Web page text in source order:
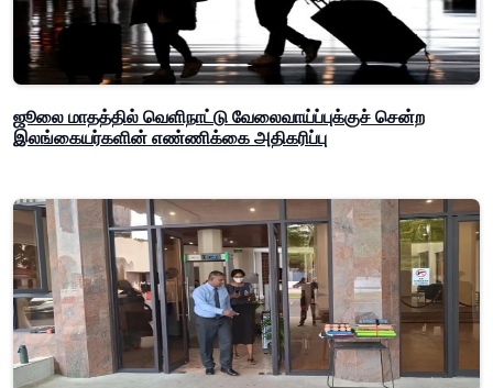
ஜூலை மாதத்தில் வெளிநாட்டு வேலைவாய்ப்புக்குச் சென்ற
இலங்கையர்களின் எண்ணிக்கை அதிகரிப்பு